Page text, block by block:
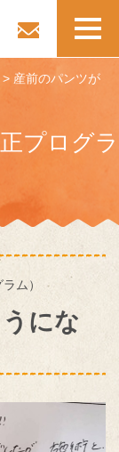
> 産前のパンツが
プログラ
ム）
にな